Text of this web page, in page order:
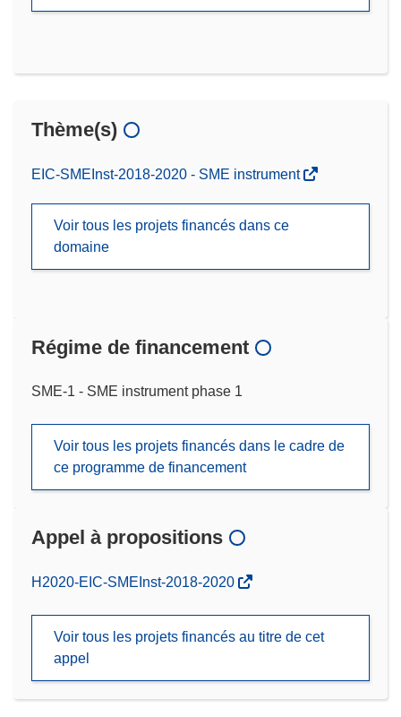
Thème(s)
EIC-SMEInst-2018-2020 - SME instrument
Voir tous les projets financés dans ce
domaine
Régime de financement
SME-1 - SME instrument phase 1
Voir tous les projets financés dans le cadre de
ce programme de financement
Appel à propositions
(s’ouvre
nouvelle
fenêtre)
H2020-EIC-SMEInst-2018-2020
Voir tous les projets financés au titre de cet
appel